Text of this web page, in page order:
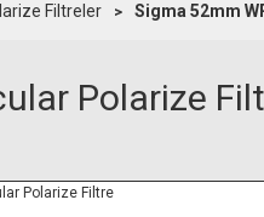
Filtreler Sigma 52mm
Polarize